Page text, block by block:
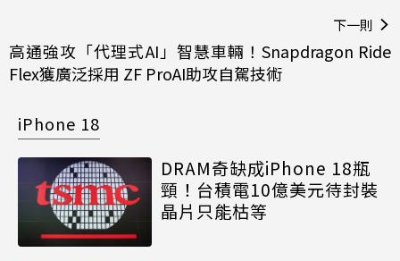
下一則
高通強攻「代理式AI」智慧車輛！Snapdragon Ride
Flex獲廣泛採用 ZF ProAI助攻自駕技術
iPhone 18
DRAM奇缺成iPhone 18瓶
頸！台積電10億美元待封裝
晶片只能枯等